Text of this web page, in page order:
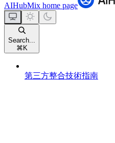
AIHubMix home page
Search...
⌘ K
第三方整合技術指南